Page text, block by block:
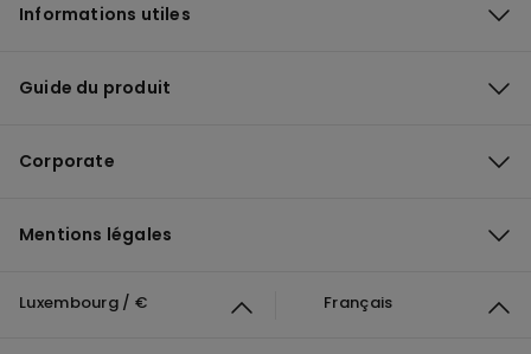
Informations utiles
Guide du produit
Corporate
Mentions légales
Luxembourg / € Français